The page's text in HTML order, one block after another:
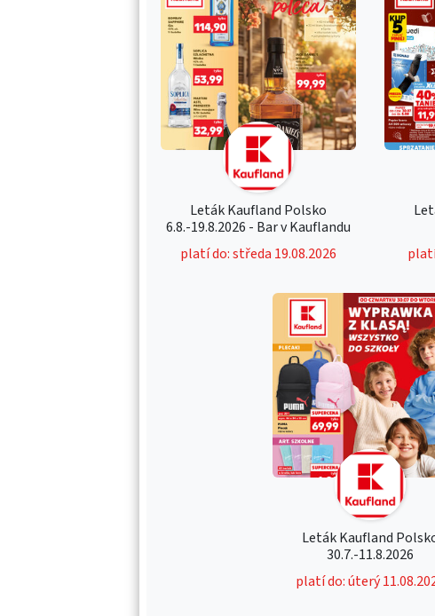
Leták Kaufland Polsko
6.8.-19.8.2026 - Bar v Kauflandu
platí do: středa 19.08.2026
Leták Kaufland
30.7.-11.8.2026
platí do: úterý